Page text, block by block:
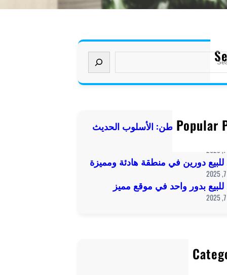
Popularبيت الوطن: الأسلوب الحديث
دورين في منطقة هادئة ومميزة
بدور واحد في موقع مميز